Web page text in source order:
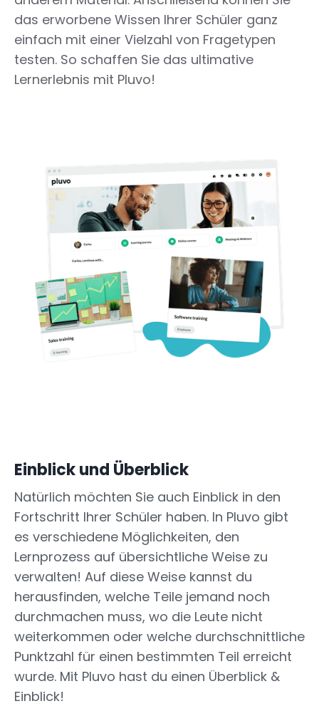
das erworbene Wissen Ihrer Schüler ganz
einfach mit einer Vielzahl von Fragetypen
testen. So schaffen Sie das ultimative
Lernerlebnis mit Pluvo!
Einblick und Überblick
Natürlich möchten Sie auch Einblick in den
Fortschritt Ihrer Schüler haben. In Pluvo gibt
es verschiedene Möglichkeiten, den
Lernprozess auf übersichtliche Weise zu
verwalten! Auf diese Weise kannst du
herausfinden, welche Teile jemand noch
durchmachen muss, wo die Leute nicht
weiterkommen oder welche durchschnittliche
Punktzahl für einen bestimmten Teil erreicht
wurde. Mit Pluvo hast du einen Überblick &
Einblick!